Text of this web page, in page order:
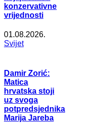
konzervativne
vrijednosti
01.08.2026.
Svijet
Damir Zorić:
Matica
hrvatska stoji
uz svoga
potpredsjednika
Marija Jareba